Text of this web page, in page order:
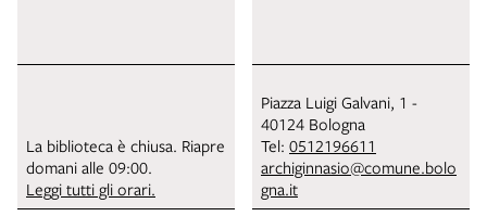
La biblioteca è chiusa. Riapre
domani alle 09:00.
Leggi tutti gli orari.
Piazza Luigi Galvani, 1 -
40124 Bologna
Tel: 0512196611
archiginnasio@comune.bolo
gna.it